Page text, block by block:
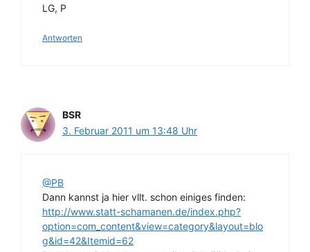
LG, P
Antworten
BSR
3. Februar 2011 um 13:48 Uhr
@PB
Dann kannst ja hier vllt. schon einiges finden:
http://www.statt-schamanen.de/index.php?
option=com_content&view=category&layout=blo
g&id=42&Itemid=62